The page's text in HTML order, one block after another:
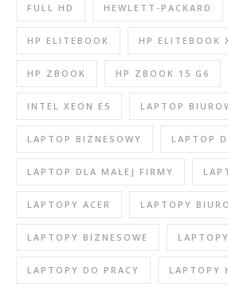
FULL HD HEWLETT-PACKARD
HP ELITEBOOK HP ELITEBOOK
HP ZBOOK HP ZBOOK 15 G6
INTEL XEON E5 LAPTOP
LAPTOP BIZNESOWY LAPTOP
LAPTOP DLA MAŁEJ FIRMY
LAPTOPY ACER LAPTOPY
LAPTOPY BIZNESOWE
LAPTOPY DO PRACY LAPTOPY